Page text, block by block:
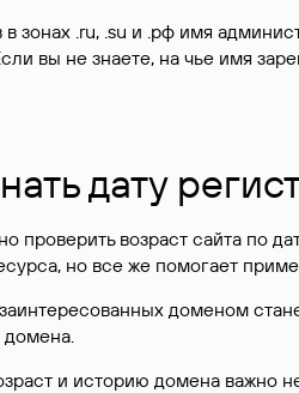
зонах .ru, .su и .рф имя
вы не знаете, на чье имя
дату
проверить возраст сайта по
но все же помогает
доменом
домена.
и историю домена важно